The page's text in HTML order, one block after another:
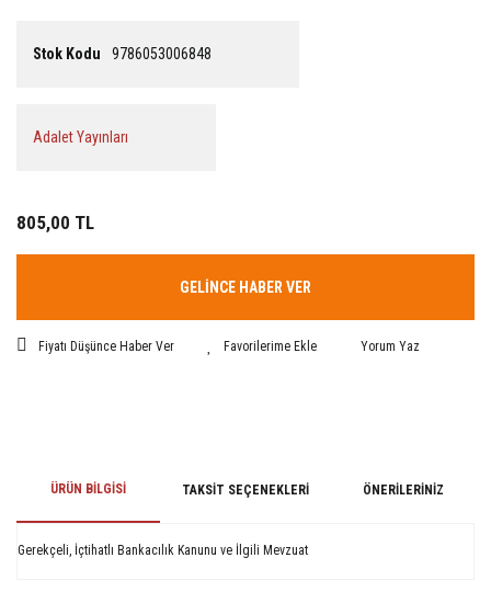
Stok Kodu 9786053006848
Adalet Yayınları
805,00 TL
GELİNCE HABER VER
Fiyatı Düşünce Haber Ver Yorum Yaz
ÜRÜN BILGISI TAKSIT SEÇENEKLERI ÖNERILERINIZ
Gerekçeli, İçtihatlı Bankacılık Kanunu ve İlgili Mevzuat